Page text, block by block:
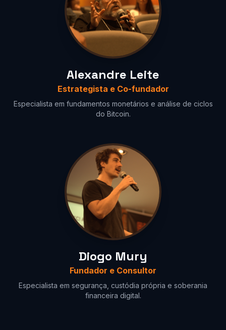
Alexandre Leite
Estrategista e Co-fundador
Especialista em fundamentos monetários e análise de ciclos
do Bitcoin.
Diogo Mury
Fundador e Consultor
Especialista em segurança, custódia própria e soberania
financeira digital.